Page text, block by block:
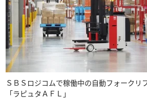
ＳＢＳロジコムで稼働中の自動フォークリ
「ラピュタＡＦＬ」